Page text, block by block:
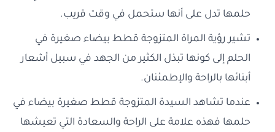
حلمها تدل على أنها ستحمل في وقت قريب.
تشير رؤية المراة المتزوجة قطط بيضاء صغيرة في
الحلم إلى كونها تبذل الكثير من الجهد في سبيل أشعار
أبنائها بالراحة والإطمئنان.
عندما تشاهد السيدة المتزوجة قطط صغيرة بيضاء في
حلمها فهذه علامة على الراحة والسعادة التي تعيشها